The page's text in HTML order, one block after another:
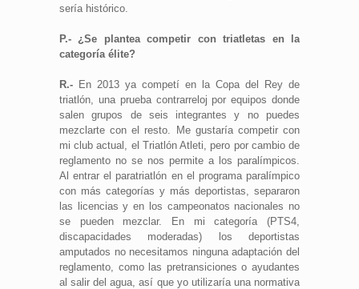
sería histórico.
P.- ¿Se plantea competir con triatletas en la
categoría élite?
R.- En 2013 ya competí en la Copa del Rey de
triatlón, una prueba contrarreloj por equipos donde
salen grupos de seis integrantes y no puedes
mezclarte con el resto. Me gustaría competir con
mi club actual, el Triatlón Atleti, pero por cambio de
reglamento no se nos permite a los paralímpicos.
Al entrar el paratriatlón en el programa paralímpico
con más categorías y más deportistas, separaron
las licencias y en los campeonatos nacionales no
se pueden mezclar. En mi categoría (PTS4,
discapacidades moderadas) los deportistas
amputados no necesitamos ninguna adaptación del
reglamento, como las pretransiciones o ayudantes
al salir del agua, así que yo utilizaría una normativa